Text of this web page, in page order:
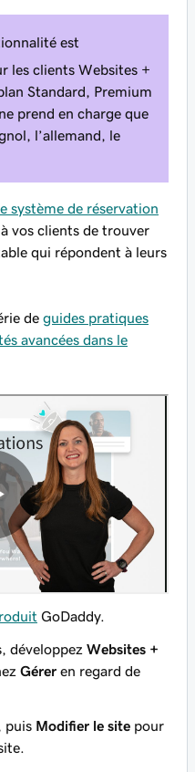
est
les clients Websites +
Standard, Premium
prend en charge que
l’allemand, le
système de réservation
vos clients de trouver
qui répondent à leurs
de guides pratiques
avancées dans le
GoDaddy.
développez Websites +
Gérer en regard de
puis Modifier le site pour